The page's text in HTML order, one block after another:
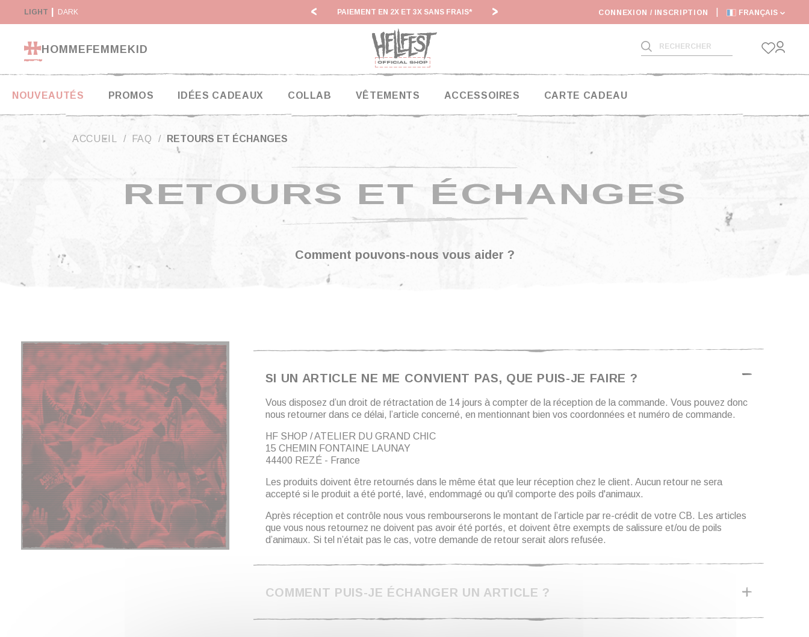
LIGHT DARK
GRATUITE DÈS 130€* PAIEMENT EN 2X ET 3X SANS FRAIS* HF 26 : DÉLAIS D'EXPÉDITIONS RALONGÉS
CONNEXION / INSCRIPTION FRANÇAIS
HOMMEFEMMEKID
NOUVEAUTÉS PROMOS IDÉES CADEAUX COLLAB VÊTEMENTS ACCESSOIRES CARTE CADEAU
ACCUEIL FAQ RETOURS ET ÉCHANGES
RETOURS ET ÉCHANGES
SI UN ARTICLE NE ME CONVIENT PAS, QUE PUIS-JE FAIRE ?
Vous disposez d’un droit de rétractation de 14 jours à compter de la réception de la commande. Vous pouvez donc
nous retourner dans ce délai, l’article concerné, en mentionnant bien vos coordonnées et numéro de commande.
HF SHOP / ATELIER DU GRAND CHIC
15 CHEMIN FONTAINE LAUNAY
44400 REZÉ - France
Les produits doivent être retournés dans le même état que leur réception chez le client. Aucun retour ne sera
accepté si le produit a été porté, lavé, endommagé ou qu'il comporte des poils d'animaux.
Après réception et contrôle nous vous rembourserons le montant de l’article par re-crédit de votre CB. Les articles
que vous nous retournez ne doivent pas avoir été portés, et doivent être exempts de salissure et/ou de poils
d’animaux. Si tel n’était pas le cas, votre demande de retour serait alors refusée.
COMMENT PUIS-JE ÉCHANGER UN ARTICLE ?